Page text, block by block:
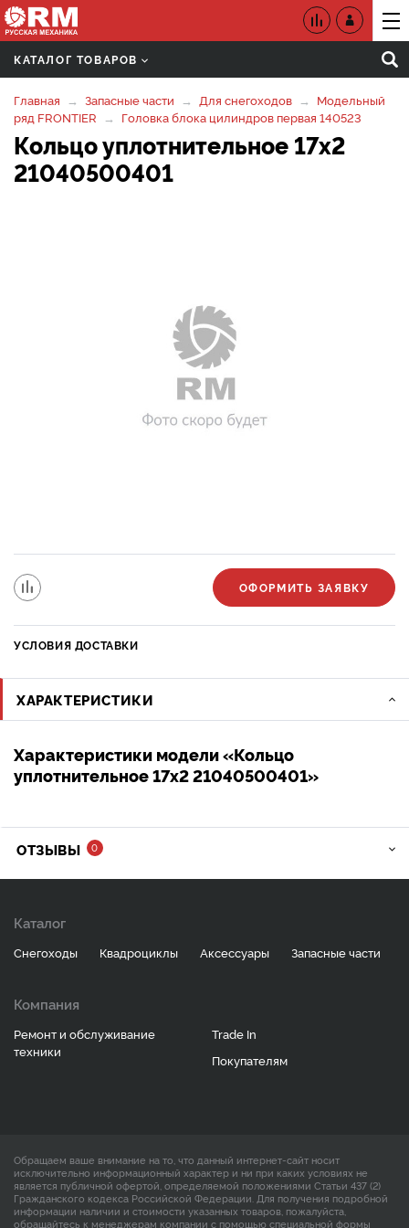
КАТАЛОГ ТОВАРОВ
Главная Запасные части Для снегоходов
Модельный
ряд FRONTIER
Головка блока цилиндров первая 140523
Кольцо уплотнительное 17х2
21040500401
ОФОРМИТЬ ЗАЯВКУ
УСЛОВИЯ ДОСТАВКИ
ХАРАКТЕРИСТИКИ
Характеристики модели «Кольцо
уплотнительное 17х2 21040500401»
ОТЗЫВЫ 0
Каталог
Снегоходы Квадроциклы Аксессуары Запасные части
Компания
Ремонт и обслуживание
техники
Trade In
Покупателям
Обращаем ваше внимание на то, что данный интернет-сайт носит
исключительно информационный характер и ни при каких условиях не
является публичной офертой, определяемой положениями Статьи 437 (2)
Гражданского кодекса Российской Федерации. Для получения подробной
информации наличии и стоимости указанных товаров, пожалуйста,
обращайтесь к менеджерам компании с помощью специальной формы